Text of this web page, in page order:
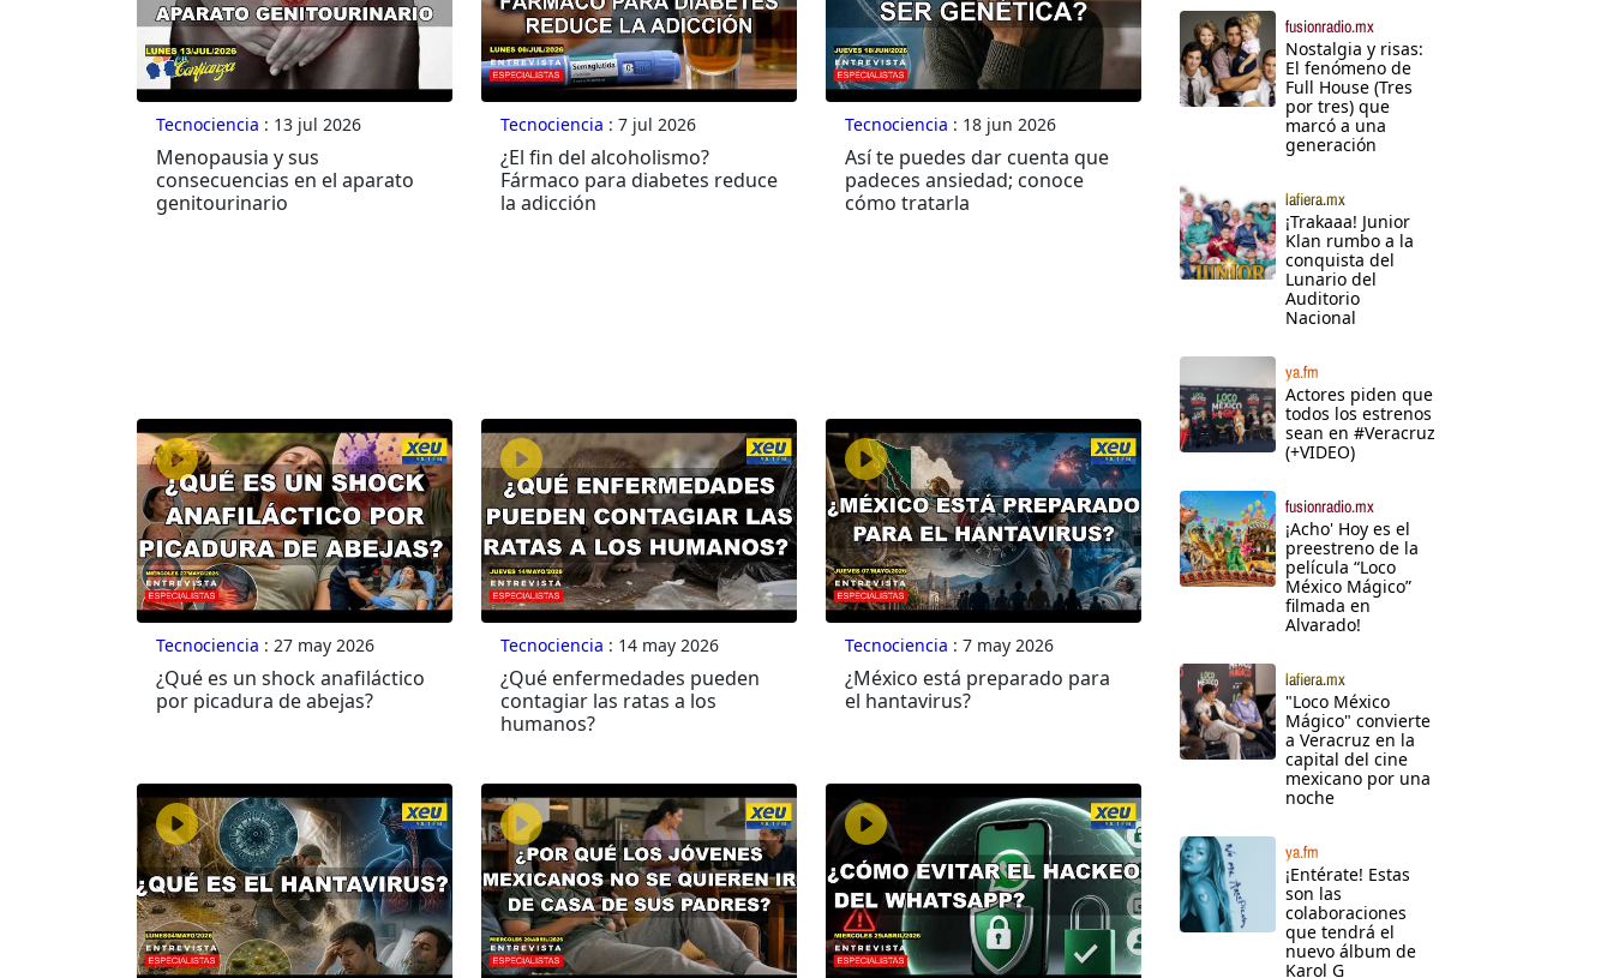
Tecnociencia : 13 jul 2026
Menopausia y sus
consecuencias en el aparato
genitourinario
Tecnociencia : 7 jul 2026
¿El fin del alcoholismo?
Fármaco para diabetes reduce
la adicción
Tecnociencia : 18 jun 2026
Así te puedes dar cuenta que
padeces ansiedad; conoce
cómo tratarla
Tecnociencia : 27 may 2026
¿Qué es un shock anafiláctico
por picadura de abejas?
Tecnociencia : 14 may 2026
¿Qué enfermedades pueden
contagiar las ratas a los
humanos?
Tecnociencia : 7 may 2026
¿México está preparado para
el hantavirus?
fusionradio.mx
Nostalgia y risas:
El fenómeno de
Full House (Tres
por tres) que
marcó a una
generación
lafiera.mx
¡Trakaaa! Junior
Klan rumbo a la
conquista del
Lunario del
Auditorio
Nacional
ya.fm
Actores piden que
todos los estrenos
sean en #Veracruz
(+VIDEO)
fusionradio.mx
¡Acho' Hoy es el
preestreno de la
película “Loco
México Mágico”
filmada en
Alvarado!
lafiera.mx
"Loco México
Mágico" convierte
a Veracruz en la
capital del cine
mexicano por una
noche
ya.fm
¡Entérate! Estas
son las
colaboraciones
que tendrá el
nuevo álbum de
Karol G